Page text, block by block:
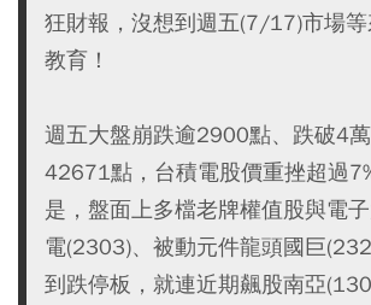
狂財報，沒想到週五(7/17)市場
教育！
週五大盤崩跌逾2900點、跌破4
42671點，台積電股價重挫超過
是，盤面上多檔老牌權值股與電
電(2303)、被動元件龍頭國巨
到跌停板，就連近期飆股南亞